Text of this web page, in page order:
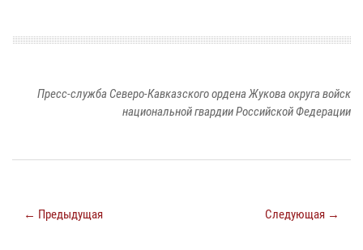
Пресс-служба Северо-Кавказского ордена Жукова округа войск
национальной гвардии Российской Федерации
← Предыдущая Следующая →